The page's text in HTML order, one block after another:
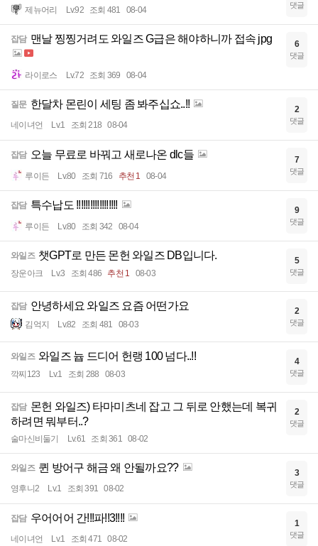
제뉴어리 Lv.92 조회 481 08-04 댓글
잡담 맨날 찡찡거려도 와일즈 G급은 해야하니까 접속 jpg
라이로스 Lv.72 조회 369 08-04
6
댓글
질문 한달차 몬린이 세팅 좀 봐주십쇼..!!
네이녀언 Lv.1 조회 218 08-04
2
댓글
잡담 오늘 무료로 바꿔고 새로나온 dlc들
루이든 Lv.80 조회 716 추천 1 08-04
7
댓글
잡담 특수납도 !!!!!!!!!!!!!!!!!!
루이든 Lv.80 조회 342 08-04
9
댓글
와일즈 챗GPT로 만든 몬헌 와일즈 DB입니다.
장운아크 Lv.3 조회 486 추천 1 08-03
5
댓글
잡담 안녕하세요 와일즈 요즘 어떤가요
김억지 Lv.82 조회 481 08-03
2
댓글
와일즈 와일즈 늅 드디어 헌랭 100 넘다..!!
깍찌123 Lv.1 조회 288 08-03
4
댓글
잡담 몬헌 와일즈) 타마미츠네 잡고 그 뒤로 안했는데 복귀
하려면 뭐부터..?
술마신비둘기 Lv.61 조회 361 08-02
2
댓글
와일즈 퀸 방어구 해금 왜 안될까요??
영후니2 Lv.1 조회 391 08-02
3
댓글
잡담 우어어어 간!!!파!!3!!!!
네이녀언 Lv.1 조회 471 08-02
1
댓글